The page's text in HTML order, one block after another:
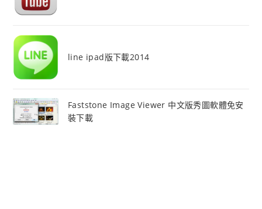
line ipad版下載2014
Faststone Image Viewer 中文版秀圖軟體免安
裝下載